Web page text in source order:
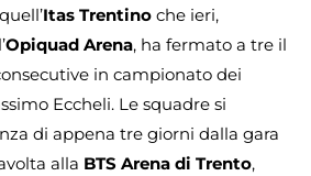
Itas Trentino che ieri,
Opiquad Arena, ha fermato a tre il
in campionato dei
Eccheli. Le squadre si
di appena tre giorni dalla gara
alla BTS Arena di Trento,